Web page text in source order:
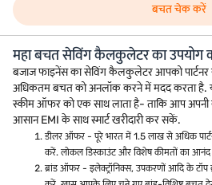
बचत चेक करें
महा बचत सेविंग कैलकुलेटर का उपयोग
बजाज फाइनेंस का सेविंग कैलकुलेटर आपको पार्टनर
अधिकतम बचत को अनलॉक करने में मदद करता है.
स्कीम ऑफर को एक साथ लाता है- ताकि आप
आसान EMI के साथ स्मार्ट खरीदारी कर सकें.
डीलर ऑफर - पूरे भारत में 1.5 लाख से अधिक
करें. लोकल डिस्काउंट और विशेष कीमतों का
ब्रांड ऑफर - इलेक्ट्रॉनिक्स, उपकरणों आदि के टॉप